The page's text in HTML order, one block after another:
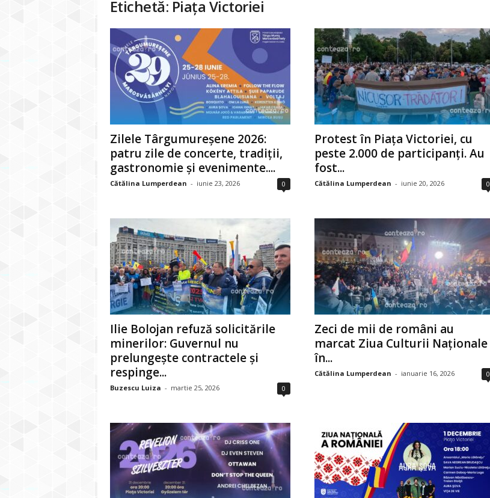
Etichetă: Piața Victoriei
Zilele Târgumureșene 2026:
patru zile de concerte, tradiții,
gastronomie și evenimente....
Cătălina Lumperdean - iunie 23, 2026 0
Protest în Piața Victoriei, cu
peste 2.000 de participanți. Au
fost...
Cătălina Lumperdean - iunie 20, 2026 0
Ilie Bolojan refuză solicitările
minerilor: Guvernul nu
prelungește contractele și
respinge...
Buzescu Luiza - martie 25, 2026 0
Zeci de mii de români au
marcat Ziua Culturii Naționale
în...
Cătălina Lumperdean - ianuarie 16, 2026 0